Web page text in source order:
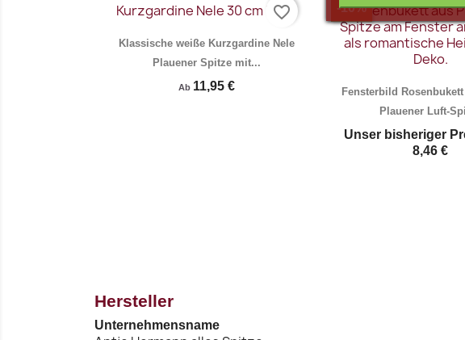
Klassische weiße Kurzgardine Nele
Plauener Spitze mit...
Ab 11,95 €
favorite_border
Fensterbild
Plauener Luft-
Unser bisheriger
8,46 €
-10%
Hersteller
Unternehmensname